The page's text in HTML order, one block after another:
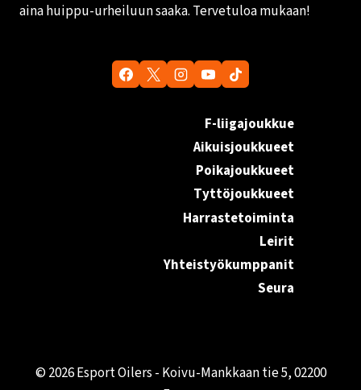
aina huippu-urheiluun saaka. Tervetuloa mukaan!
F-liigajoukkue
Aikuisjoukkueet
Poikajoukkueet
Tyttöjoukkueet
Harrastetoiminta
Leirit
Yhteistyökumppanit
Seura
© 2026 Esport Oilers - Koivu-Mankkaan tie 5, 02200